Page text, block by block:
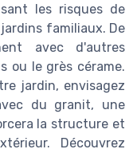
les risques de
familiaux. De
avec d'autres
ou le grès cérame.
jardin, envisagez
du granit, une
la structure et
Découvrez